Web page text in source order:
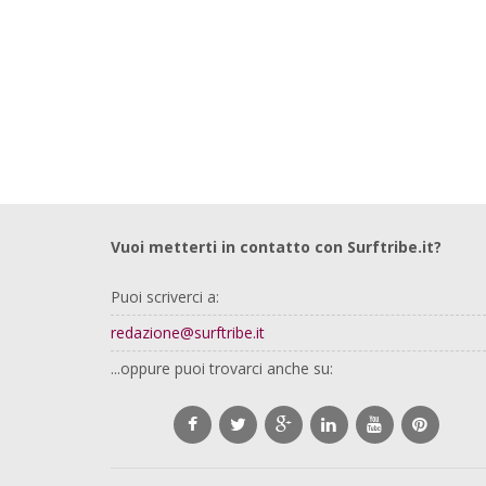
Vuoi metterti in contatto con Surftribe.it?
Puoi scriverci a:
redazione@surftribe.it
...oppure puoi trovarci anche su: